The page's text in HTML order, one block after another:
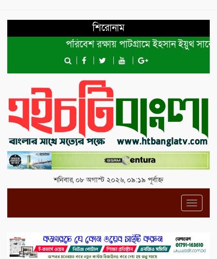
শিরোনাম
পরিবেশ রক্ষায় পাটগ্রামে ইহসান ইয়ুথ সার্কেলের
শনিবার, ০৮ অগাস্ট ২০২৬, ০৯:১৯ পূর্বাহ্ন